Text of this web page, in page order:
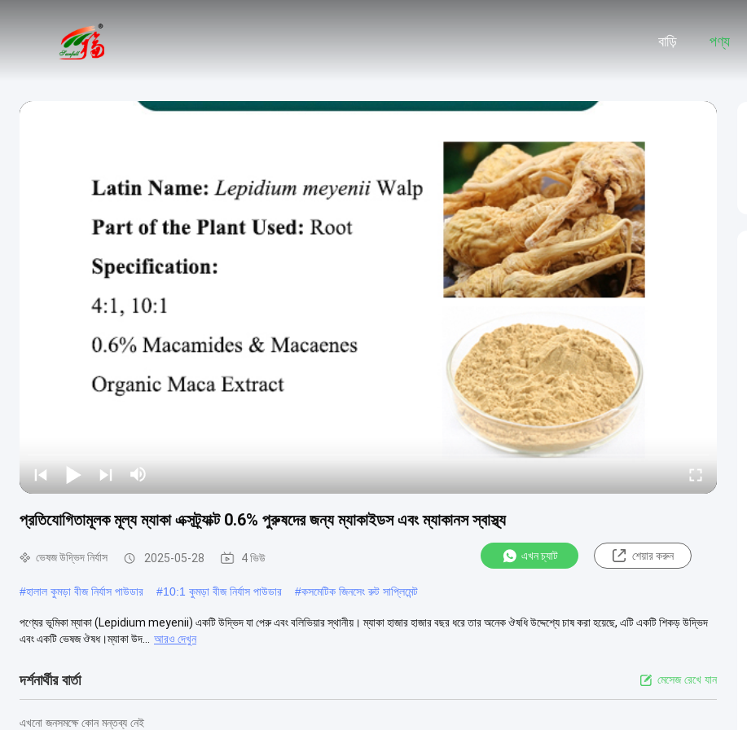
বাড়ি পণ্য
প্রতিযোগিতামূলক মূল্য ম্যাকা এক্সট্র্যাক্ট 0.6% পুরুষদের জন্য ম্যাকাইডস এবং ম্যাকানস স্বাস্থ্য
ভেষজ উদ্ভিদ নির্যাস 2025-05-28 4 ভিউ এখন চ্যাট শেয়ার করুন
#হালাল কুমড়া বীজ নির্যাস পাউডার #10:1 কুমড়া বীজ নির্যাস পাউডার #কসমেটিক জিনসেং রুট সাপ্লিমেন্ট
পণ্যের ভূমিকা ম্যাকা (Lepidium meyenii) একটি উদ্ভিদ যা পেরু এবং বলিভিয়ার স্থানীয়। ম্যাকা হাজার হাজার বছর ধরে তার অনেক ঔষধি উদ্দেশ্যে চাষ করা হয়েছে, এটি একটি শিকড় উদ্ভিদ
এবং একটি ভেষজ ঔষধ।ম্যাকা উদ...
আরও দেখুন
দর্শনার্থীর বার্তা মেসেজ রেখে যান
এখনো জনসমক্ষে কোন মন্তব্য নেই